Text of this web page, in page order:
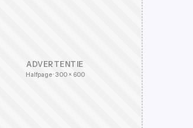
ADVERTENTIE
Halfpage · 300 × 600